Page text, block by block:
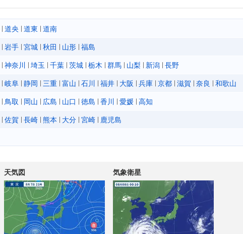
道央 道東 道南
岩手 宮城 秋田 山形 福島
神奈川 埼玉 千葉 茨城 栃木 群馬 山梨 新潟 長野
岐阜 静岡 三重 富山 石川 福井 大阪 兵庫 京都 滋賀 奈良 和歌山
鳥取 岡山 広島 山口 徳島 香川 愛媛 高知
佐賀 長崎 熊本 大分 宮崎 鹿児島
天気図 気象衛星